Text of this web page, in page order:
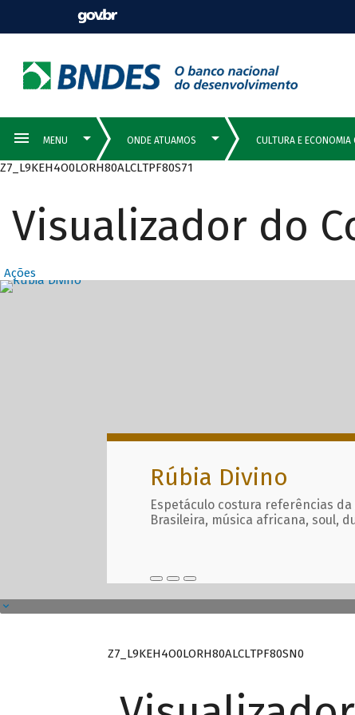
Z7_L9KEH4O0LORH80ALCLTPF80S71
Visualizador do
Ações
Destaques
Rúbia Divino
Espetáculo costura referências
Brasileira, música africana, soul,
Z7_L9KEH4O0LORH80ALCLTPF80SN0